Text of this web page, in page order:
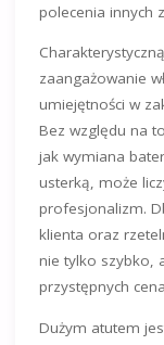
polecenia innych
zaangażowanie
umiejętności w
Bez względu na
jak wymiana
usterką, może
profesjonalizm.
klienta oraz
nie tylko szybko,
przystępnych
Dużym atutem